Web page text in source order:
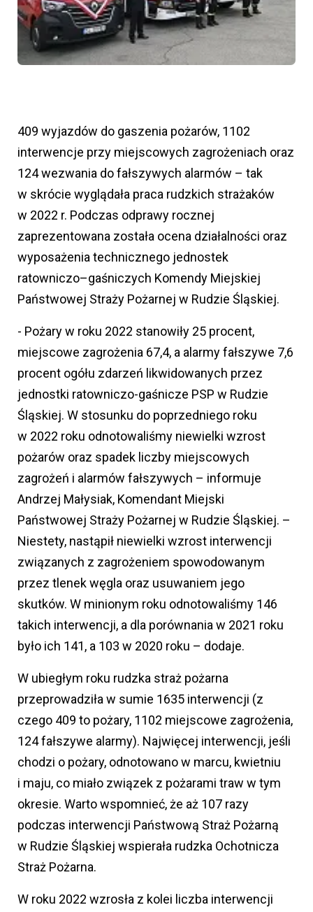
409 wyjazdów do gaszenia pożarów, 1102
interwencje przy miejscowych zagrożeniach oraz
124 wezwania do fałszywych alarmów – tak
w skrócie wyglądała praca rudzkich strażaków
w 2022 r. Podczas odprawy rocznej
zaprezentowana została ocena działalności oraz
wyposażenia technicznego jednostek
ratowniczo–gaśniczych Komendy Miejskiej
Państwowej Straży Pożarnej w Rudzie Śląskiej.
- Pożary w roku 2022 stanowiły 25 procent,
miejscowe zagrożenia 67,4, a alarmy fałszywe 7,6
procent ogółu zdarzeń likwidowanych przez
jednostki ratowniczo-gaśnicze PSP w Rudzie
Śląskiej. W stosunku do poprzedniego roku
w 2022 roku odnotowaliśmy niewielki wzrost
pożarów oraz spadek liczby miejscowych
zagrożeń i alarmów fałszywych – informuje
Andrzej Małysiak, Komendant Miejski
Państwowej Straży Pożarnej w Rudzie Śląskiej. –
Niestety, nastąpił niewielki wzrost interwencji
związanych z zagrożeniem spowodowanym
przez tlenek węgla oraz usuwaniem jego
skutków. W minionym roku odnotowaliśmy 146
takich interwencji, a dla porównania w 2021 roku
było ich 141, a 103 w 2020 roku – dodaje.
W ubiegłym roku rudzka straż pożarna
przeprowadziła w sumie 1635 interwencji (z
czego 409 to pożary, 1102 miejscowe zagrożenia,
124 fałszywe alarmy). Najwięcej interwencji, jeśli
chodzi o pożary, odnotowano w marcu, kwietniu
i maju, co miało związek z pożarami traw w tym
okresie. Warto wspomnieć, że aż 107 razy
podczas interwencji Państwową Straż Pożarną
w Rudzie Śląskiej wspierała rudzka Ochotnicza
Straż Pożarna.
W roku 2022 wzrosła z kolei liczba interwencji